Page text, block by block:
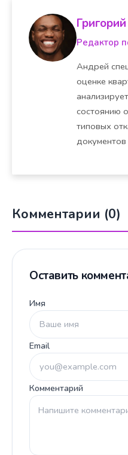
Редактор
Андрей
оценке
состоянию
типовых
документов
Комментарии (0)
Оставить
Имя
Email
Комментарий